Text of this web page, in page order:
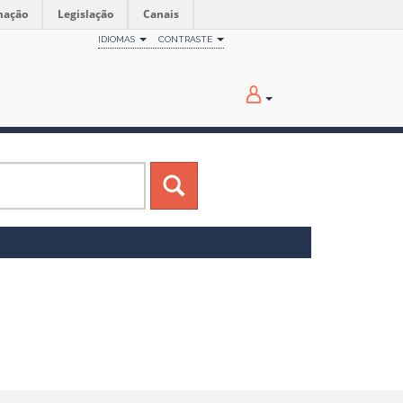
Legislação Canais
IDIOMAS CONTRASTE